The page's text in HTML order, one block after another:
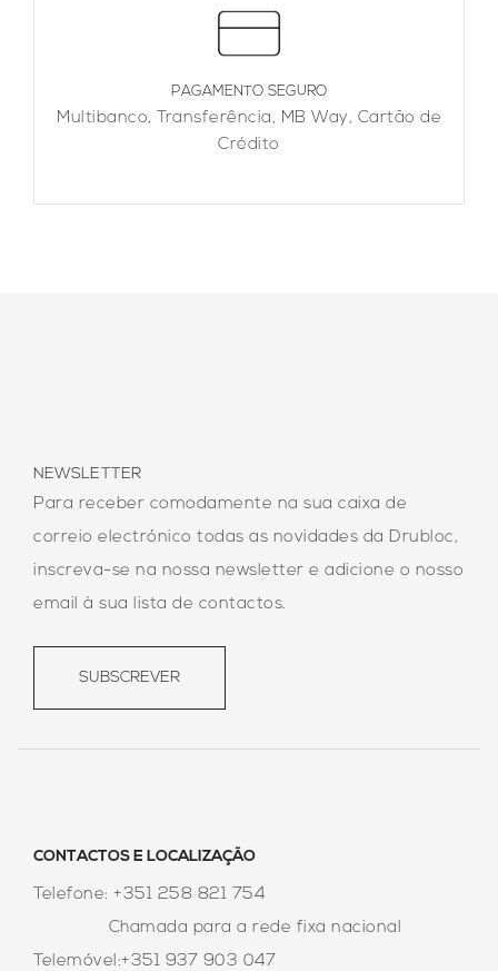
PAGAMENTO SEGURO
Multibanco, Transferência, MB Way, Cartão de
Crédito
NEWSLETTER
Para receber comodamente na sua caixa de
correio electrónico todas as novidades da Drubloc,
inscreva-se na nossa newsletter e adicione o nosso
email à sua lista de contactos.
SUBSCREVER
CONTACTOS E LOCALIZAÇÃO
Telefone: +351 258 821 754
Chamada para a rede fixa nacional
Telemóvel:+351 937 903 047